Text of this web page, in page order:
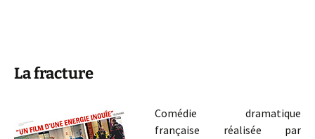
La fracture
Comédie dramatique
française réalisée par